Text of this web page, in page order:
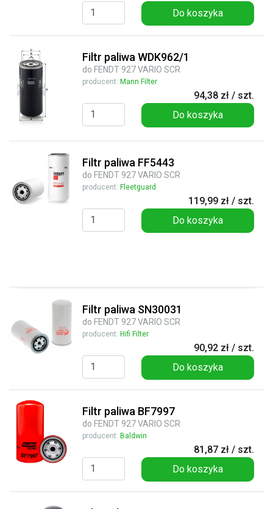
Do koszyka
Filtr paliwa WDK962/1
do FENDT 927 VARIO SCR
producent: Mann Filter
94,38 zł / szt.
Do koszyka
Filtr paliwa FF5443
do FENDT 927 VARIO SCR
producent: Fleetguard
119,99 zł / szt.
Do koszyka
Filtr paliwa SN30031
do FENDT 927 VARIO SCR
producent: Hifi Filter
90,92 zł / szt.
Do koszyka
Filtr paliwa BF7997
do FENDT 927 VARIO SCR
producent: Baldwin
81,87 zł / szt.
Do koszyka